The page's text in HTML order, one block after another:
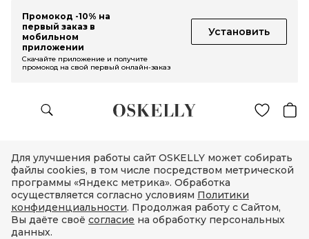
Промокод -10% на
первый заказ в
мобильном
приложении
Установить
Скачайте приложение и получите
промокод на свой первый онлайн-заказ
Для улучшения работы сайт OSKELLY может собирать
файлы cookies, в том числе посредством метрической
программы «Яндекс метрика». Обработка
осуществляется согласно условиям Политики
конфиденциальности. Продолжая работу с Сайтом,
Вы даёте своё согласие на обработку персональных
данных.